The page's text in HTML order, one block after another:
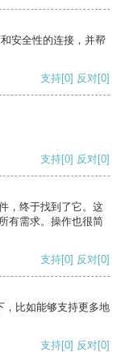
安全性的连接，并帮
支持[0] 反对[0]
支持[0] 反对[0]
，终于找到了它。这
有需求。操作也很简
支持[0] 反对[0]
，比如能够支持更多地
支持[0] 反对[0]